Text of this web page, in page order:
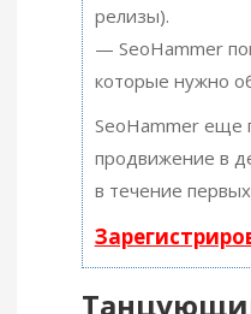
релизы).
— SeoHammer
которые нужно
SeoHammer еще
продвижение в
в течение